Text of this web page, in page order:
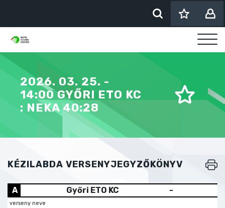
2026. 03. 25. -
14:00 GYŐRI ETO KC
: NEKA 40:28
KÉZILABDA VERSENYJEGYZŐKÖNYV
A Győri ETO KC -
verseny neve